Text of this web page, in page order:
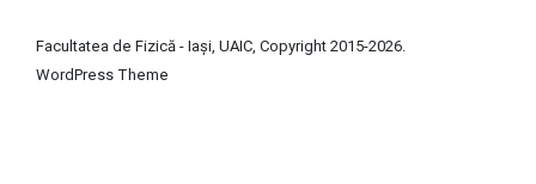
Facultatea de Fizică - Iași, UAIC, Copyright 2015-2026.
WordPress Theme